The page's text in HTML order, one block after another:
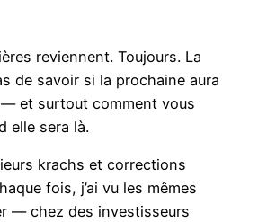
reviennent. Toujours. La
de savoir si la prochaine aura
— et surtout comment vous
elle sera là.
krachs et corrections
fois, j’ai vu les mêmes
— chez des investisseurs